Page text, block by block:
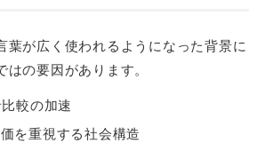
葉が広く使われるようになった背景に
の要因があります。
較の加速
を重視する社会構造